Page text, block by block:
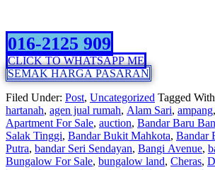
016-2125 909
CLICK TO WHATSAPP ME
SEMAK HARGA PASARAN
Filed Under: Post, Uncategorized Tagged
hartanah, agen jual rumah, Alam Sari, ampang,
Apartment For Sale, auction, Bandar Baru
Salak Tinggi, Bandar Bukit Mahkota, Bandar
Putra, bandar Seri Sendayan, Bangi Avenue,
Bungalow For Sale, bungalow land, Cheras,